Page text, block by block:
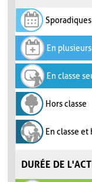
Sporadiques
En
En classe
Hors classe
En classe et
DURÉE DE